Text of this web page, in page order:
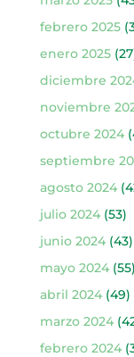
febrero 2025
enero 2025
diciembre
noviembre
octubre 2024
septiembre
agosto 2024
julio 2024(53)
junio 2024(43)
mayo 2024(55)
abril 2024(49)
marzo 2024
febrero 2024